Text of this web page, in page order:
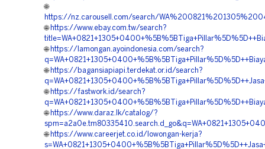
🌐
https://nz.carousell.com/search/
🌐 https://www.ebay.com.tw/search?
🌐 https://lamongan.ayoindonesia.com/search?
🌐 https://bagansiapiapi.terdekat.or.id/search?
🌐 https://fastwork.id/search?
🌐 https://www.daraz.lk/catalog/?
🌐 https://www.careerjet.co.id/lowongan-kerja?